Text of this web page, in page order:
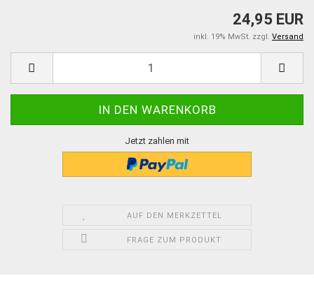
24,95 EUR
inkl. 19% MwSt. zzgl. Versand
Jetzt zahlen mit
AUF DEN MERKZETTEL
FRAGE ZUM PRODUKT